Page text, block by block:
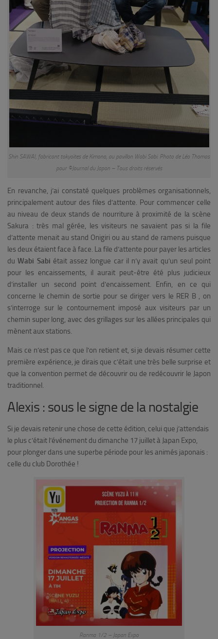
Shin SAWAI, fabricant tokyoïtes de Kimono, au pavillon Wabi Sabi. Photo de Léo Thomas
pour ©Journal du Japon – Tous droits réservés
En revanche, j’ai constaté quelques problèmes organisationnels,
principalement autour des files d’attente. Pour commencer celle
au niveau de deux stands de nourriture à proximité de la scène
Sakura : très mal gérée, les visiteurs ne savaient pas si la file
d’attente menait au stand Onigiri ou au stand de ramens puisque
les deux étaient face à face. La file d’attente pour payer les articles
duWabi Sabi était assez longue car il n’y avait qu’un seul point
pour les encaissements, il aurait peut-être été plus judicieux
d’installer un second point d’encaissement. Enfin, en ce qui
concerne le chemin de sortie pour se diriger vers le RER B , on
s’interroge sur le contournement imposé aux visiteurs par un
chemin super long, avec des grillages sur les allées principales qui
mènent aux stations.
Mais ce n’est pas ce que l’on retient et, si je devais résumer cette
première expérience, je dirais que c’était une très belle surprise et
que la convention permet de découvrir ou de redécouvrir le Japon
traditionnel.
Alexis : sous le signe de la nostalgie
Si je devais retenir une chose de cette édition, celui que j’attendais
le plus c’était l’événement du dimanche 17 juillet à Japan Expo,
pour plonger dans une superbe période pour les animés japonais :
celle du club Dorothée !
Ranma 1/2 – Japan Expo